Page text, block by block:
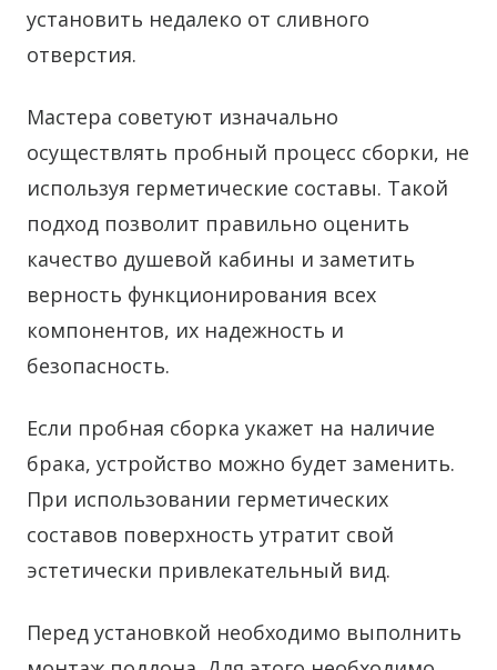
установить недалеко от сливного
отверстия.
Мастера советуют изначально
осуществлять пробный процесс сборки, не
используя герметические составы. Такой
подход позволит правильно оценить
качество душевой кабины и заметить
верность функционирования всех
компонентов, их надежность и
безопасность.
Если пробная сборка укажет на наличие
брака, устройство можно будет заменить.
При использовании герметических
составов поверхность утратит свой
эстетически привлекательный вид.
Перед установкой необходимо выполнить